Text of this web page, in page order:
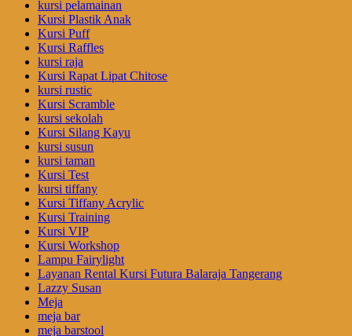
kursi pelamainan
Kursi Plastik Anak
Kursi Puff
Kursi Raffles
kursi raja
Kursi Rapat Lipat Chitose
kursi rustic
Kursi Scramble
kursi sekolah
Kursi Silang Kayu
kursi susun
kursi taman
Kursi Test
kursi tiffany
Kursi Tiffany Acrylic
Kursi Training
Kursi VIP
Kursi Workshop
Lampu Fairylight
Layanan Rental Kursi Futura Balaraja Tangerang
Lazzy Susan
Meja
meja bar
meja barstool